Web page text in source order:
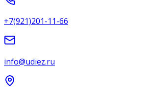
+7(921)201-11-66
info@udiez.ru